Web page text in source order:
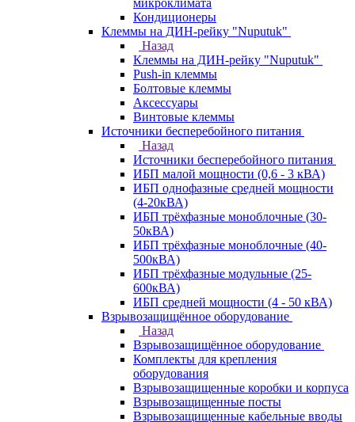
микроклимата
Кондиционеры
Клеммы на ДИН-рейку "Nuputuk"
Назад
Клеммы на ДИН-рейку "Nuputuk"
Push-in клеммы
Болтовые клеммы
Аксессуары
Винтовые клеммы
Источники бесперебойного питания
Назад
Источники бесперебойного питания
ИБП малой мощности (0,6 - 3 кВА)
ИБП однофазные средней мощности
(4-20кВА)
ИБП трёхфазные моноблочные (30-
50кВА)
ИБП трёхфазные моноблочные (40-
500кВА)
ИБП трёхфазные модульные (25-
600кВА)
ИБП средней мощности (4 - 50 кВА)
Взрывозащищённое оборудование
Назад
Взрывозащищённое оборудование
Комплекты для крепления
оборудования
Взрывозащищенные коробки и корпуса
Взрывозащищенные посты
Взрывозащищенные кабельные вводы